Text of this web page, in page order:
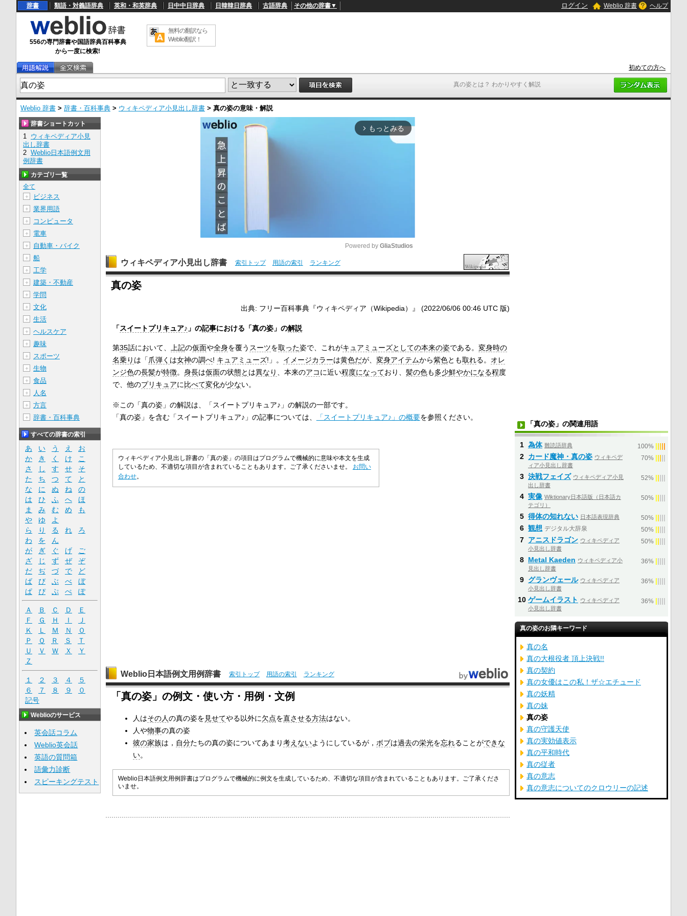
真の姿とは？ わかりやすく解説
辞書 類語・対義語辞典 英和・和英辞典 日中中日辞典 日韓韓日辞典 古語辞典 その他の辞書▼ ログイン Weblio 辞書 ヘルプ
556の専門辞書や国語辞典百科事典
から一度に検索!
無料の翻訳なら
Weblio翻訳！
初めての方へ
Weblio 辞書 > 辞書・百科事典 > ウィキペディア小見出し辞書 > 真の姿の意味・解説
arrow_forward_ios もっとみる
M
Powered by GliaStudios
ウィキペディア小見出し辞書 索引トップ 用語の索引 ランキング
真の姿
出典: フリー百科事典『ウィキペディア（Wikipedia）』 (2022/06/06 00:46 UTC 版)
「スイートプリキュア♪ 」の記事における「真の姿」の解説
第35話において、 上記の仮面や全身を覆う スーツを取った姿で、これがキュアミューズとしての本来の姿である。 変身時の
名乗り は「 爪弾く は女神の調べ! キュアミューズ!」。 イメージカラーは黄色だが、 変身アイテムから紫色とも取れる。 オレ
ンジ色の長髪が特徴。 身長は仮面の状態と は異なり 、本来のアコに近い程度になっており、 髪の色も多少鮮やかになる程度
で、他のプリキュアに 比べて変化が少ない。
※この「真の姿」の解説は、「スイートプリキュア♪」の解説の一部です。
「真の姿」を含む「スイートプリキュア♪」の記事については、
「スイートプリキュア♪」の概要を参照ください。
ウィキペディア小見出し辞書の「真の姿」の項目はプログラムで機械的に意味や本文を生成
しているため、不適切な項目が含まれていることもあります。ご了承くださいませ。 お問い
合わせ。
Weblio日本語例文用例辞書 索引トップ 用語の索引 ランキング
「真の姿」の例文・使い方・用例・文例
人はその人の真の姿を 見せてやる以外に欠点を直させる方法はない。
人や物事の真の姿
彼の家族は， 自分たちの真の姿についてあまり考えないようにしているが， ボブは過去の栄光を忘れることができな
い。
Weblio日本語例文用例辞書はプログラムで機械的に例文を生成しているため、不適切な項目が含まれていることもあります。ご了承くださ
いませ。
辞書ショートカット
1 ウィキペディア小見
出し辞書
2 Weblio日本語例文用
例辞書
カテゴリ一覧
全て
＋
ビジネス
＋ 業界用語
＋ コンピュータ
＋ 電車
＋ 自動車・バイク
＋ 船
＋ 工学
＋ 建築・不動産
＋ 学問
＋ 文化
＋ 生活
＋ ヘルスケア
＋ 趣味
＋ スポーツ
＋ 生物
＋ 食品
＋ 人名
＋ 方言
＋ 辞書・百科事典
すべての辞書の索引
あ い う え
お
か
き く け
こ
さ
し す せ
そ
た
ち つ て
と
な
に ぬ ね
の
は
ひ ふ へ
ほ
ま
み む め
も
や
ゆ
よ
ら
り る れ
ろ
わ
を
ん
が
ぎ ぐ げ
ご
ざ
じ ず ぜ
ぞ
だ
ぢ づ で
ど
ば
び ぶ べ
ぼ
ぱ
ぴ ぷ ぺ ぽ
Ａ Ｂ Ｃ Ｄ
Ｅ
Ｆ
Ｇ Ｈ Ｉ
Ｊ
Ｋ
Ｌ Ｍ Ｎ
Ｏ
Ｐ
Ｑ Ｒ Ｓ
Ｔ
Ｕ
Ｖ Ｗ Ｘ
Ｙ
Ｚ
１ ２ ３ ４
５
６
７ ８ ９
０
記号
Weblioのサービス
英会話コラム
Weblio英会話
英語の質問箱
語彙力診断
スピーキングテスト
「真の姿」の関連用語
1 為体 難読語辞典 100%
2 カード魔神・真の姿 ウィキペデ
ィア小見出し辞書
70%
3 決戦フェイズ ウィキペディア小見
出し辞書
52%
4 実像 Wiktionary日本語版（日本語カ
テゴリ）
50%
5 得体の知れない 日本語表現辞典 50%
6 観想 デジタル大辞泉 50%
7 アニスドラゴン ウィキペディア
小見出し辞書
50%
8 Metal Kaeden ウィキペディア小
見出し辞書
36%
9 グランヴェール ウィキペディア
小見出し辞書
36%
10 ゲームイラスト ウィキペディア
小見出し辞書
36%
真の姿のお隣キーワード
真の名
真の大根役者 頂上決戦!!
真の契約
真の女優はこの私！ザ☆エチュード
真の妖精
真の妹
真の姿
真の守護天使
真の実効値表示
真の平和時代
真の従者
真の意志
真の意志についてのクロウリーの記述